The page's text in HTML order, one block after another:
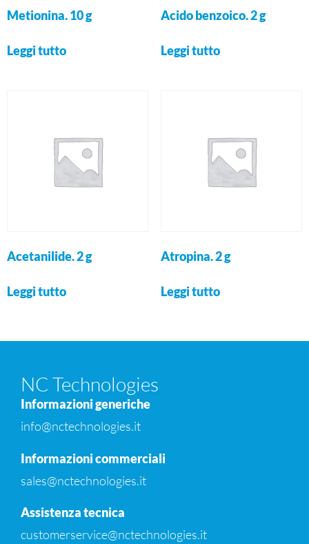
Metionina. 10 g
Leggi tutto
Acido benzoico. 2 g
Leggi tutto
Acetanilide. 2 g
Leggi tutto
Atropina. 2 g
Leggi tutto
NC Technologies
Informazioni generiche
info@nctechnologies.it
Informazioni commerciali
sales@nctechnologies.it
Assistenza tecnica
customerservice@nctechnologies.it